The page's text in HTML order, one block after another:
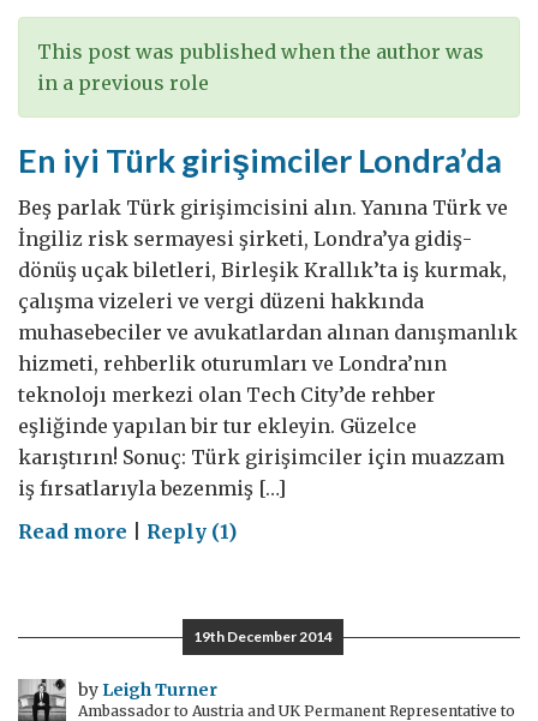
This post was published when the author was
in a previous role
En iyi Türk girişimciler Londra’da
Beş parlak Türk girişimcisini alın. Yanına Türk ve
İngiliz risk sermayesi şirketi, Londra’ya gidiş-
dönüş uçak biletleri, Birleşik Krallık’ta iş kurmak,
çalışma vizeleri ve vergi düzeni hakkında
muhasebeciler ve avukatlardan alınan danışmanlık
hizmeti, rehberlik oturumları ve Londra’nın
teknolojı merkezi olan Tech City’de rehber
eşliğinde yapılan bir tur ekleyin. Güzelce
karıştırın! Sonuç: Türk girişimciler için muazzam
iş fırsatlarıyla bezenmiş […]
Read more on
girişimciler
Londra’da
Reply (1)
19th December 2014
by Leigh Turner
Ambassador to Austria and UK Permanent Representative to